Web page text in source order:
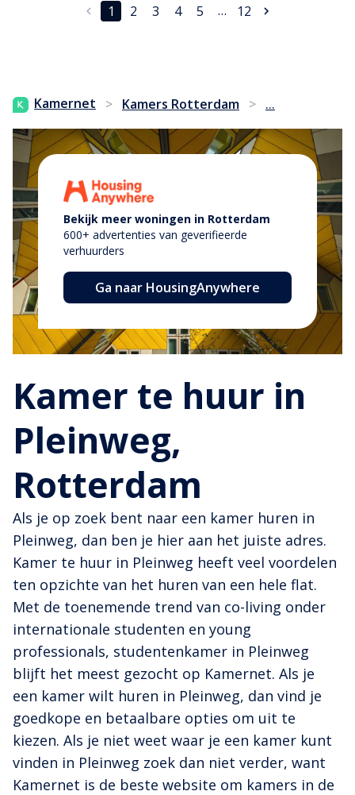
1 2 3 4 5 … 12
Kamernet > Kamers Rotterdam > ...
Bekijk meer woningen in Rotterdam
600+ advertenties van geverifieerde
verhuurders
Ga naar HousingAnywhere
Kamer te huur in
Pleinweg,
Rotterdam
Als je op zoek bent naar een kamer huren in
Pleinweg, dan ben je hier aan het juiste adres.
Kamer te huur in Pleinweg heeft veel voordelen
ten opzichte van het huren van een hele flat.
Met de toenemende trend van co-living onder
internationale studenten en young
professionals, studentenkamer in Pleinweg
blijft het meest gezocht op Kamernet. Als je
een kamer wilt huren in Pleinweg, dan vind je
goedkope en betaalbare opties om uit te
kiezen. Als je niet weet waar je een kamer kunt
vinden in Pleinweg zoek dan niet verder, want
Kamernet is de beste website om kamers in de